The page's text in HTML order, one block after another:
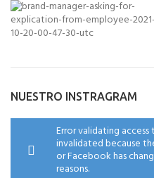
NUESTRO INSTRAGRAM
Error validating access
invalidated because
or Facebook has
reasons.